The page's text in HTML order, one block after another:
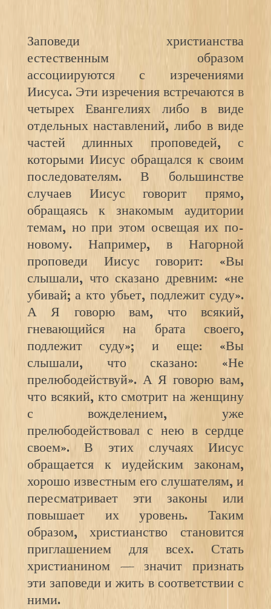
Заповеди христианства
естественным образом
ассоциируются с изречениями
Иисуса. Эти изречения встречаются в
четырех Евангелиях либо в виде
отдельных наставлений, либо в виде
частей длинных проповедей, с
которыми Иисус обращался к своим
последователям. В большинстве
случаев Иисус говорит прямо,
обращаясь к знакомым аудитории
темам, но при этом освещая их по-
новому. Например, в Нагорной
проповеди Иисус говорит: «Вы
слышали, что сказано древним: «не
убивай; а кто убьет, подлежит суду».
А Я говорю вам, что всякий,
гневающийся на брата своего,
подлежит суду»; и еще: «Вы
слышали, что сказано: «Не
прелюбодействуй». А Я говорю вам,
что всякий, кто смотрит на женщину
с вожделением, уже
прелюбодействовал с нею в сердце
своем». В этих случаях Иисус
обращается к иудейским законам,
хорошо известным его слушателям, и
пересматривает эти законы или
повышает их уровень. Таким
образом, христианство становится
приглашением для всех. Стать
христианином — значит признать
эти заповеди и жить в соответствии с
ними.